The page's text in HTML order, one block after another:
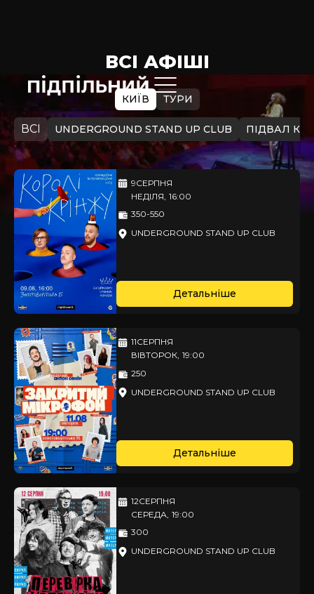
ВСІ АФІШІ
КИЇВ ТУРИ
ВСІ UNDERGROUND STAND UP CLUB ПІДВАЛ
9СЕРПНЯ
НЕДІЛЯ, 16:00
350-550
UNDERGROUND STAND UP CLUB
Детальніше
11СЕРПНЯ
ВІВТОРОК, 19:00
250
UNDERGROUND STAND UP CLUB
Детальніше
12СЕРПНЯ
СЕРЕДА, 19:00
300
UNDERGROUND STAND UP CLUB